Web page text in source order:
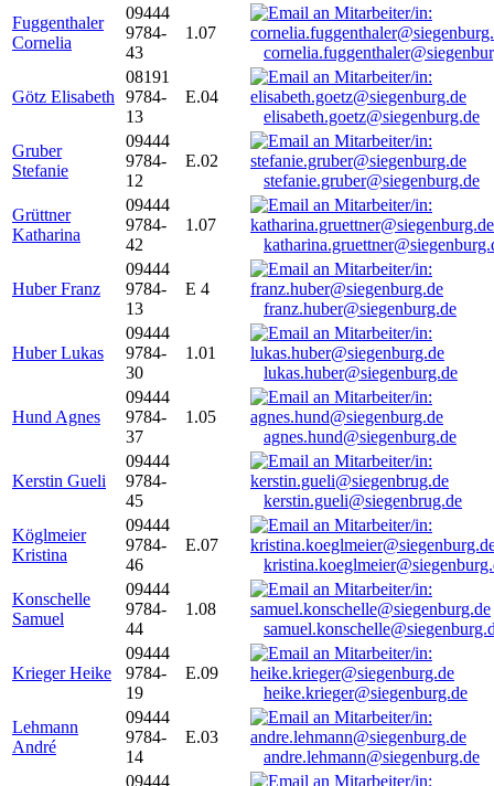
Fuggenthaler
Cornelia
09444
9784-
43
1.07
Götz Elisabeth
08191
9784-
13
E.04
elisabeth.goetz@siegenburg.de
Gruber
Stefanie
09444
9784-
12
E.02
stefanie.gruber@siegenburg.de
Grüttner
Katharina
09444
9784-
42
1.07
Huber Franz
09444
9784-
13
E 4
franz.huber@siegenburg.de
Huber Lukas
09444
9784-
30
1.01
lukas.huber@siegenburg.de
Hund Agnes
09444
9784-
37
1.05
agnes.hund@siegenburg.de
Kerstin Gueli
09444
9784-
45
kerstin.gueli@siegenbrug.de
Köglmeier
Kristina
09444
9784-
46
E.07
Konschelle
Samuel
09444
9784-
44
1.08
Krieger Heike
09444
9784-
19
E.09
heike.krieger@siegenburg.de
Lehmann
André
09444
9784-
14
E.03
andre.lehmann@siegenburg.de
09444